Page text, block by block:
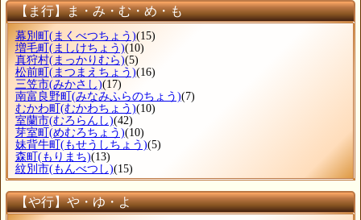
【ま行】ま・み・む・め・も
幕別町 (まくべつちょう)(15)
増毛町 (ましけちょう)(10)
真狩村(まっかりむら)(5)
松前町 (まつまえちょう)(16)
三笠市(みかさし)(17)
南富良野町 (みなみふらのちょう)(7)
むかわ町 (むかわちょう)(10)
室蘭市(むろらんし)(42)
芽室町 (めむろちょう)(10)
妹背牛町 (もせうしちょう)(5)
森町 (もりまち)(13)
紋別市(もんべつし)(15)
【や行】や・ゆ・よ